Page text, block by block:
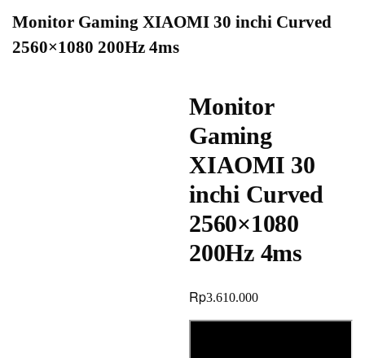
Monitor Gaming XIAOMI 30 inchi Curved
2560×1080 200Hz 4ms
Monitor
Gaming
XIAOMI 30
inchi Curved
2560×1080
200Hz 4ms
Rp3.610.000